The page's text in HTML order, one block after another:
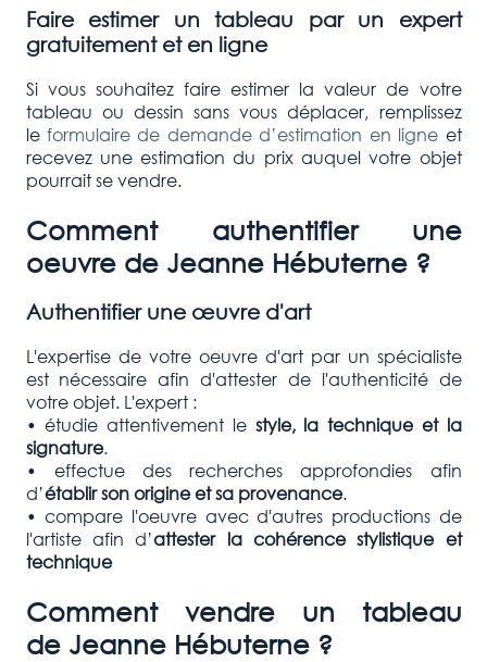
Faire estimer un tableau par un expert
gratuitement et en ligne
Si vous souhaitez faire estimer la valeur de votre
tableau ou dessin sans vous déplacer, remplissez
leformulaire de demande d’estimation en ligne et
recevez une estimation du prix auquel votre objet
pourrait se vendre.
Comment authentifier une
oeuvre de Jeanne Hébuterne?
Authentifier une œuvre d'art
L'expertise de votre oeuvre d'art par un spécialiste
est nécessaire afin d'attester de l'authenticité de
votre objet. L'expert :
• étudie attentivement lestyle, la technique et la
signature.
• effectue des recherches approfondies afin
d’établir son origine et sa provenance.
• compare l'oeuvre avec d'autres productions de
l'artiste afin d’attester la cohérence stylistique et
technique
Comment vendre un tableau
de Jeanne Hébuterne ?